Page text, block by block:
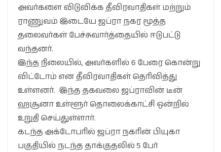
அவர்களை விடுவிக்க தீவிரவாதிகள் மற்றும்
ராணுவம் இடையே ஜப்ரா நகர மூத்த
தலைவர்கள் பேச்சுவார்த்தையில் ஈடுபட்டு
வந்தனர்.
இந்த நிலையில், அவர்களில் 6 பேரை கொன்று
விட்டோம் என தீவிரவாதிகள் தெரிவித்து
உள்ளனர். இந்த தகவலை ஜப்ராவின் டீன்
ஹசூனா உள்ளூர் தொலைக்காட்சி ஒன்றில்
உறுதி செய்துள்ளார்.
கடந்த அக்டோபரில் ஜப்ரா நகரின் பியுகா
பகுதியில் நடந்த தாக்குதலில் 5 பேர்